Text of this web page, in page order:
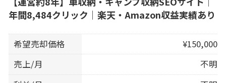
年間8,484クリック｜楽天・Amazon収益実績あり
希望売却価格
¥150,000
売上/月
不明